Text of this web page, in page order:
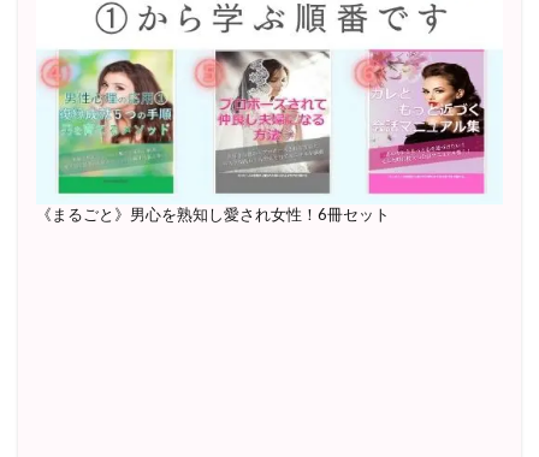
《まるごと》男心を熟知し愛され女性！6冊セット